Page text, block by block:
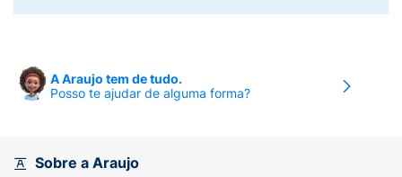
A Araujo tem de tudo.
Posso te ajudar de alguma forma?
Sobre a Araujo